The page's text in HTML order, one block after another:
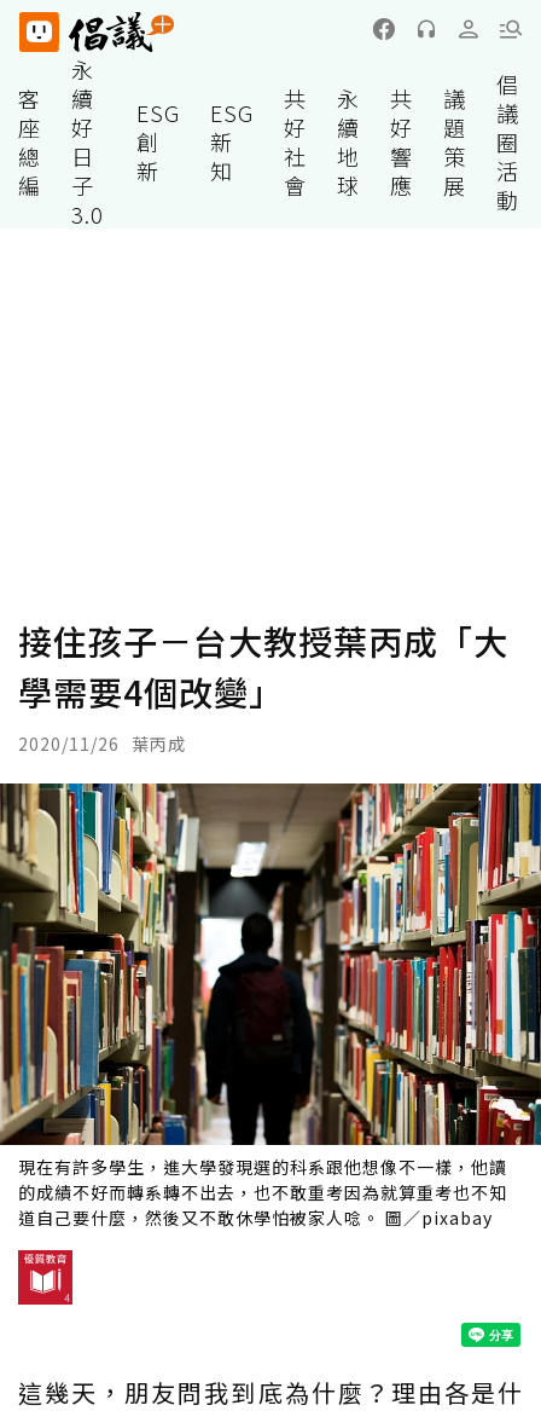
客
座
總
編
永
續
好
日
子
3.0
ESG
創
新
ESG
新
知
共
好
社
會
永
續
地
球
共
好
響
應
議
題
策
展
倡
議
圈
活
動
接住孩子－台大教授葉丙成「大
學需要4個改變」
2020/11/26 葉丙成
現在有許多學生，進大學發現選的科系跟他想像不一樣，他讀
的成績不好而轉系轉不出去，也不敢重考因為就算重考也不知
道自己要什麼，然後又不敢休學怕被家人唸。 圖／pixabay
這幾天，朋友問我到底為什麼？理由各是什